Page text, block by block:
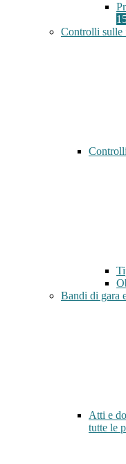
Controlli sulle
Bandi di gara
Atti e
tutte le